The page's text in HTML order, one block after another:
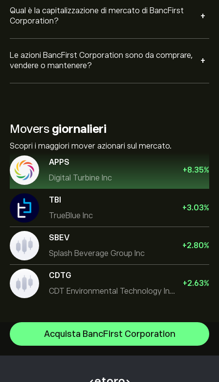
Qual è la capitalizzazione di mercato di BancFirst
Corporation?
+
Le azioni BancFirst Corporation sono da comprare,
vendere o mantenere?
+
Movers giornalieri
Scopri i maggiori mover azionari sul mercato.
APPS
Digital Turbine Inc
+8.35%
TBI
TrueBlue Inc
+3.03%
SBEV
Splash Beverage Group Inc
+2.80%
CDTG
CDT Environmental Technology Investment Holdings L
+2.63%
Acquista BancFirst Corporation
Micron Technology, Inc.
Space Exploration Technologies Corp